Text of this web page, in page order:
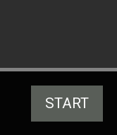
START